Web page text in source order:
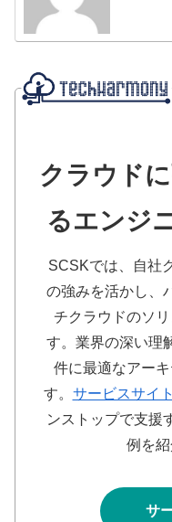
クラウド
るエンジ
SCSKでは、自社
の強みを活かし、
チクラウドのソ
す。業界の深い理
件に最適なアー
す。 サービスサイト
ンストップで支援
例を紹
サ